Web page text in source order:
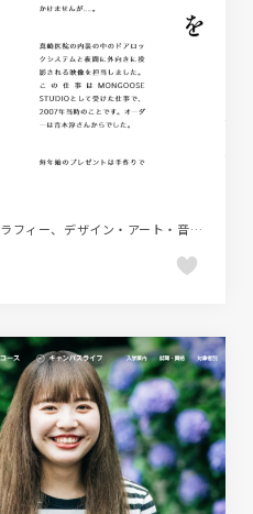
スクロールエフェクト、タイポグラフィー、デザイン・アート・音楽・文芸、ホワイト系、ポートフォリオ、モーション多め、大きめ写真